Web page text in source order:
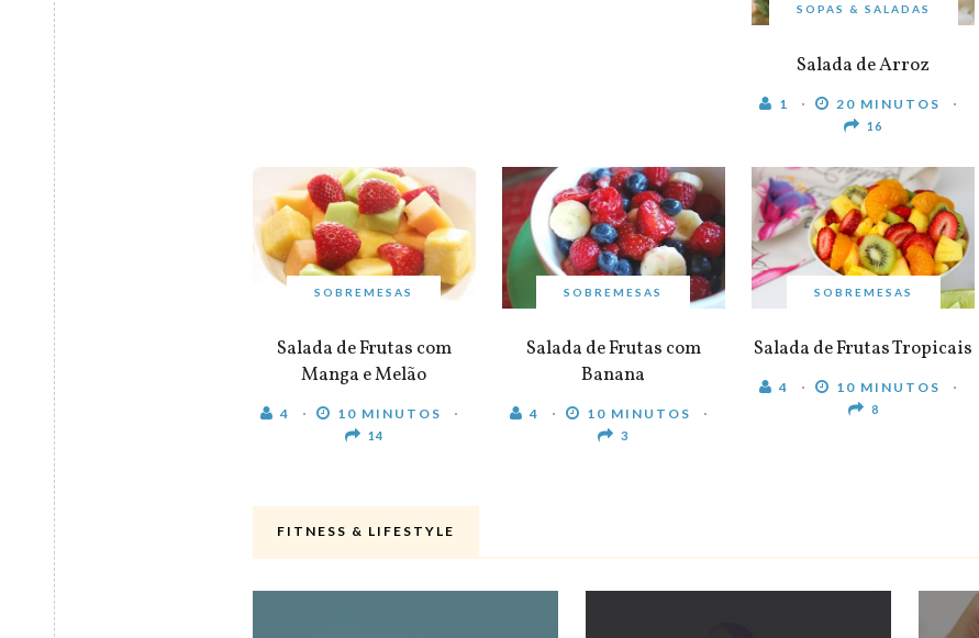
SOPAS & SALADAS
Salada de Arroz
1 20 MINUTOS
16
SOBREMESAS
Salada de Frutas com
Manga e Melão
4 10 MINUTOS
14
SOBREMESAS
Salada de Frutas com
Banana
4 10 MINUTOS
3
SOBREMESAS
Salada de Frutas Tropicais
4 10 MINUTOS
8
FITNESS & LIFESTYLE